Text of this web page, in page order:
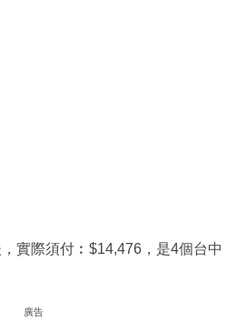
實際須付︰$14,476，是4個台中
廣告